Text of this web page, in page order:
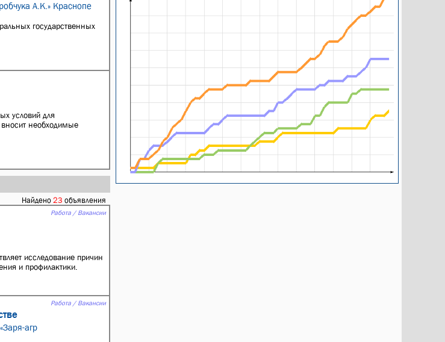
А.К.» Краснопе
государственных
условий для
вносит необходимые
Найдено 23 объявления
Работа / Вакансии
исследование причин
и профилактики.
Работа / Вакансии
агр